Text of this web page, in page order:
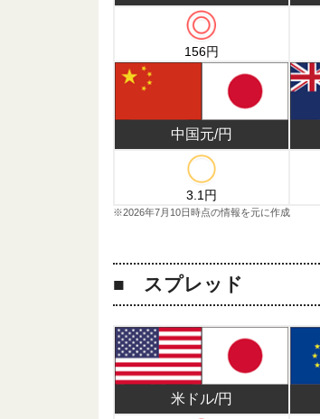
※2026年7月10日時点の情報を元に作成
156円
中国元/円
3.1円
スプレッド
米ドル/円